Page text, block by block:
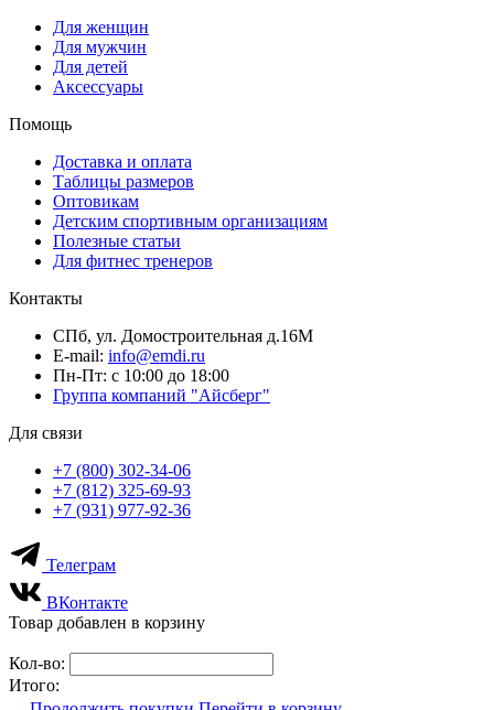
Для женщин
Для мужчин
Для детей
Аксессуары
Помощь
Доставка и оплата
Таблицы размеров
Оптовикам
Детским спортивным организациям
Полезные статьи
Для фитнес тренеров
Контакты
СПб, ул. Домостроительная д.16М
E-mail: info@emdi.ru
Пн-Пт: с 10:00 до 18:00
Группа компаний "Айсберг"
Для связи
+7 (800) 302-34-06
+7 (812) 325-69-93
+7 (931) 977-92-36
Телеграм
ВКонтакте
Товар добавлен в корзину
Кол-во:
Итого: